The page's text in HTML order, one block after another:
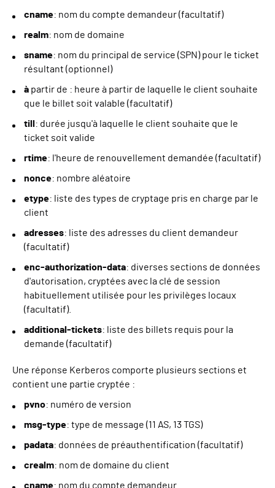
cname: nom du compte demandeur (facultatif)
realm: nom de domaine
sname: nom du principal de service (SPN) pour le ticket
résultant (optionnel)
à partir de : heure à partir de laquelle le client souhaite
que le billet soit valable (facultatif)
till: durée jusqu'à laquelle le client souhaite que le
ticket soit valide
rtime: l'heure de renouvellement demandée (facultatif)
nonce: nombre aléatoire
etype: liste des types de cryptage pris en charge par le
client
adresses: liste des adresses du client demandeur
(facultatif)
enc-authorization-data: diverses sections de données
d'autorisation, cryptées avec la clé de session
habituellement utilisée pour les privilèges locaux
(facultatif).
additional-tickets: liste des billets requis pour la
demande (facultatif)
Une réponse Kerberos comporte plusieurs sections et
contient une partie cryptée :
pvno: numéro de version
msg-type: type de message (11 AS, 13 TGS)
padata: données de préauthentification (facultatif)
crealm: nom de domaine du client
cname: nom du compte demandeur